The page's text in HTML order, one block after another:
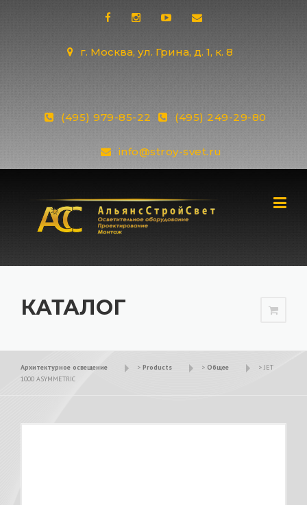
г. Москва, ул. Грина, д. 1, к. 8
(495) 979-85-22 (495) 249-29-80
info@stroy-svet.ru
КАТАЛОГ
Архитектурное освещение > Products > Общее > JET
1000 ASYMMETRIC